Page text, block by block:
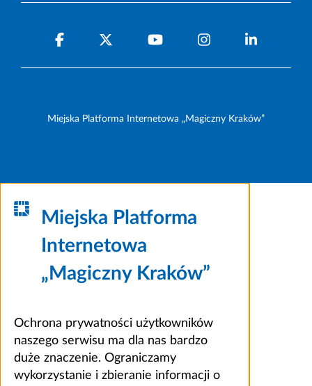
Miejska Platforma Internetowa „Magiczny Kraków”
Miejska Platforma
Internetowa
„Magiczny Kraków”
Ochrona prywatności użytkowników
naszego serwisu ma dla nas bardzo
duże znaczenie. Ograniczamy
wykorzystanie i zbieranie informacji o